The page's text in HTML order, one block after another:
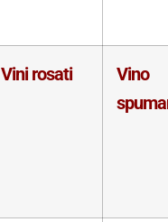
Vini rosati
Vino